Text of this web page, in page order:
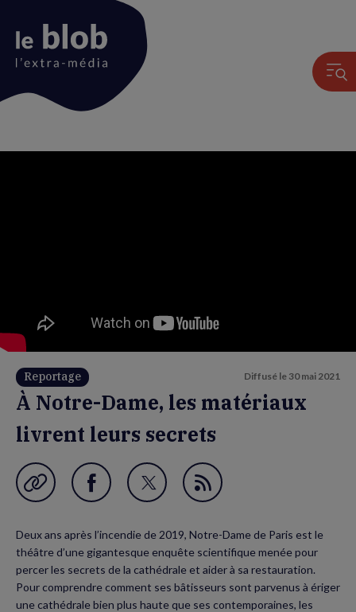
Reportage Diffusé le 30 mai 2021
À Notre-Dame, les matériaux
livrent leurs secrets
Garder en favori
Partager
Facebook
(nouvelle
fenêtre)
Partager
Twitter
(nouvelle
fenêtre)
Flux
Deux ans après l’incendie de 2019, Notre-Dame de Paris est le
théâtre d’une gigantesque enquête scientifique menée pour
percer les secrets de la cathédrale et aider à sa restauration.
Pour comprendre comment ses bâtisseurs sont parvenus à ériger
une cathédrale bien plus haute que ses contemporaines, les